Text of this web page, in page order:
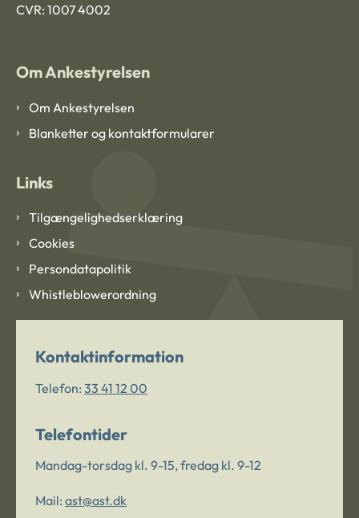
CVR: 1007 4002
Om Ankestyrelsen
Om Ankestyrelsen
Blanketter og kontaktformularer
Links
Tilgængelighedserklæring
Cookies
Persondatapolitik
Whistleblowerordning
Kontaktinformation
Telefon: 33 41 12 00
Telefontider
Mandag-torsdag kl. 9-15, fredag kl. 9-12
Mail: ast@ast.dk